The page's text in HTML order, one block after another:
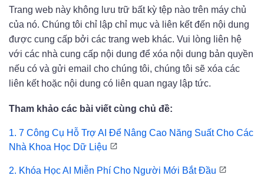
Trang web này không lưu trữ bất kỳ tệp nào trên máy chủ
của nó. Chúng tôi chỉ lập chỉ mục và liên kết đến nội dung
được cung cấp bởi các trang web khác. Vui lòng liên hệ
với các nhà cung cấp nội dung để xóa nội dung bản quyền
nếu có và gửi email cho chúng tôi, chúng tôi sẽ xóa các
liên kết hoặc nội dung có liên quan ngay lập tức.
Tham khảo các bài viết cùng chủ đề:
1. 7 Công Cụ Hỗ Trợ AI Để Nâng Cao Năng Suất Cho Các
Nhà Khoa Học Dữ Liệu
2. Khóa Học AI Miễn Phí Cho Người Mới Bắt Đầu